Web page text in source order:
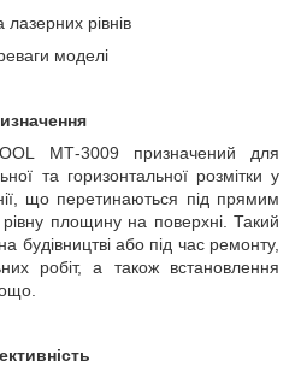
МТ-3009 призначений для
та горизонтальної розмітки у
що перетинаються під прямим
рівну площину на поверхні. Такий
будівництві або під час ремонту,
робіт, а також встановлення